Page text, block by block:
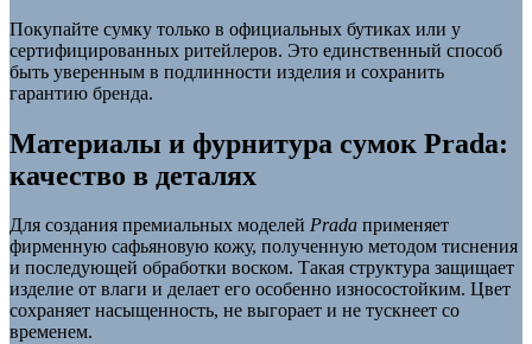
Покупайте сумку только в официальных бутиках или у
сертифицированных ритейлеров. Это единственный способ
быть уверенным в подлинности изделия и сохранить
гарантию бренда.
Материалы и фурнитура сумок Prada:
качество в деталях
Для создания премиальных моделей Prada применяет
фирменную сафьяновую кожу, полученную методом тиснения
и последующей обработки воском. Такая структура защищает
изделие от влаги и делает его особенно износостойким. Цвет
сохраняет насыщенность, не выгорает и не тускнеет со
временем.